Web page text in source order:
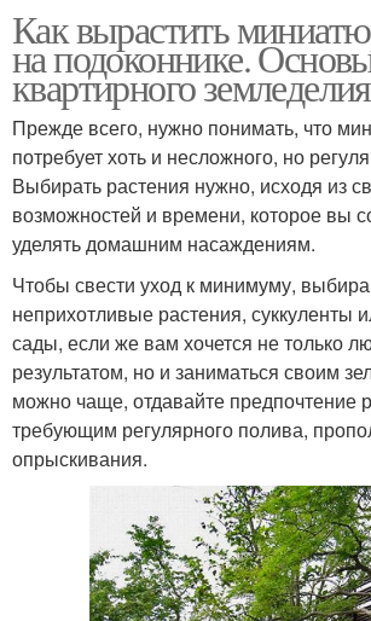
Как вырастить
на подоконнике.
квартирного земледелия
Прежде всего, нужно понимать, что
потребует хоть и несложного, но
Выбирать растения нужно, исходя из
возможностей и времени, которое вы
уделять домашним насаждениям.
Чтобы свести уход к минимуму,
неприхотливые растения, суккуленты
сады, если же вам хочется не только
результатом, но и заниматься своим
можно чаще, отдавайте предпочтение
требующим регулярного полива,
опрыскивания.